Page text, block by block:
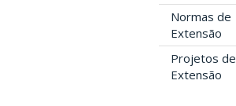
Normas de
Extensão
Projetos de
Extensão